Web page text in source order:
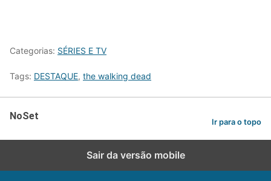
Categorias: SÉRIES E TV
Tags: DESTAQUE, the walking dead
NoSet
Ir para o topo
Sair da versão mobile